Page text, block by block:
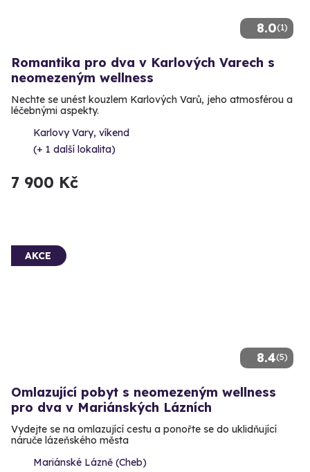
8.0(1)
Romantika pro dva v Karlových Varech s
neomezeným wellness
Nechte se unést kouzlem Karlových Varů, jeho atmosférou a
léčebnými aspekty.
Karlovy Vary, víkend
(+ 1 další lokalita)
7 900 Kč
8.4(5)
AKCE
Omlazující pobyt s neomezeným wellness
pro dva v Mariánských Lázních
Vydejte se na omlazující cestu a ponořte se do uklidňující
náruče lázeňského města
Mariánské Lázně (Cheb)